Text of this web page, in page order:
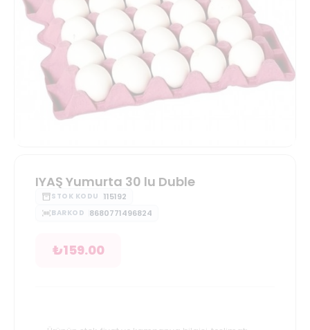
IYAŞ Yumurta 30 lu Duble
STOK KODU 115192
BARKOD 8680771496824
₺159.00